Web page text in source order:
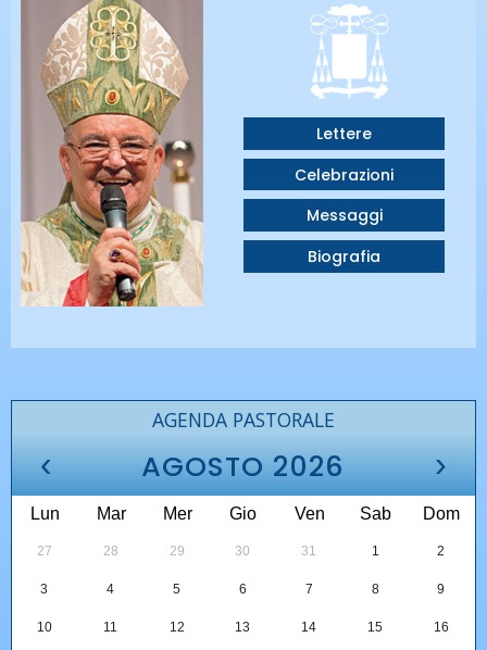
Lettere
Celebrazioni
Messaggi
Biografia
AGENDA PASTORALE
‹ AGOSTO 2026 ›
Lun Mar Mer Gio Ven Sab Dom
27 28 29 30 31 1 2
3 4 5 6 7 8 9
10 11 12 13 14 15 16